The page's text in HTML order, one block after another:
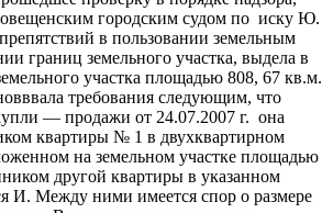
городским судом по иску Ю.
в пользовании земельным
границ земельного участка, выдела в
участка площадью 808, 67 кв.м.
требования следующим, что
— продажи от 24.07.2007 г. она
квартиры № 1 в двухквартирном
на земельном участке площадью
другой квартиры в указанном
И. Между ними имеется спор о размере